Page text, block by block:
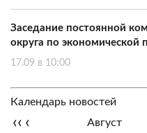
Заседание постоянной
округа по
17.09 в 10:00
Календарь новостей
‹‹ ‹ Август